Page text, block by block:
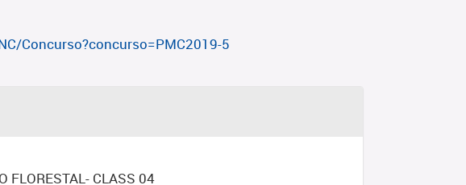
Concurso?concurso=PMC2019-5
FLORESTAL- CLASS 04